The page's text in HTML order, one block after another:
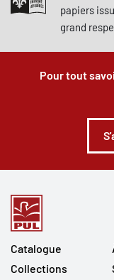
papiers
grand
Pour tout
Catalogue
Collections